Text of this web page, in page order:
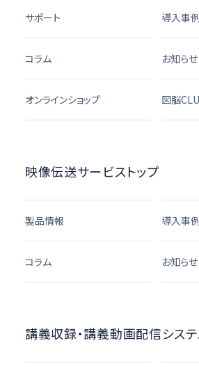
サポート 導入事例
コラム お知らせ
オンラインショップ 図脳
映像伝送サービストップ
製品情報 導入事例
コラム お知らせ
講義収録・講義動画配信システ